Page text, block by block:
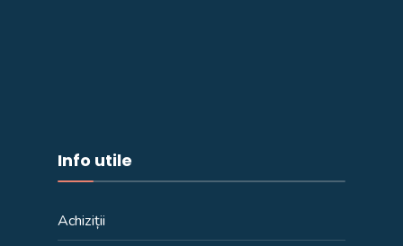
Info utile
Achiziții